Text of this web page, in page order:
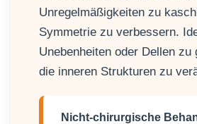
Unregelmäßigkeiten zu
Symmetrie zu verbessern.
Unebenheiten oder Dellen zu
die inneren Strukturen zu
Nicht-chirurgische